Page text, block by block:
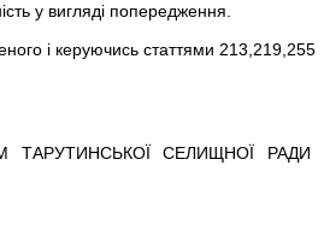
у вигляді попередження.
і керуючись статтями 213,219,255
СЕЛИЩНОЇ РАДИ